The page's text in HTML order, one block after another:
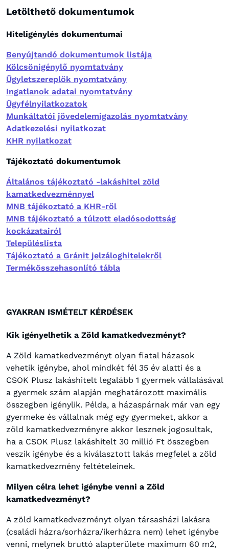
Letölthető dokumentumok
Hiteligénylés dokumentumai
Benyújtandó dokumentumok listája
Kölcsönigénylő nyomtatvány
Ügyletszereplők nyomtatvány
Ingatlanok adatai nyomtatvány
Ügyfélnyilatkozatok
Munkáltatói jövedelemigazolás nyomtatvány
Adatkezelési nyilatkozat
KHR nyilatkozat
Tájékoztató dokumentumok
Általános tájékoztató -lakáshitel zöld
kamatkedvezménnyel
MNB tájékoztató a KHR-ről
MNB tájékoztató a túlzott eladósodottság
kockázatairól
Településlista
Tájékoztató a Gránit jelzáloghitelekről
Termékösszehasonlító tábla
GYAKRAN ISMÉTELT KÉRDÉSEK
Kik igényelhetik a Zöld kamatkedvezményt?
A Zöld kamatkedvezményt olyan fiatal házasok
vehetik igénybe, ahol mindkét fél 35 év alatti és a
CSOK Plusz lakáshitelt legalább 1 gyermek vállalásával
a gyermek szám alapján meghatározott maximális
összegben igénylik. Példa, a házaspárnak már van egy
gyermeke és vállalnak még egy gyermeket, akkor a
zöld kamatkedvezményre akkor lesznek jogosultak,
ha a CSOK Plusz lakáshitelt 30 millió Ft összegben
veszik igénybe és a kiválasztott lakás megfelel a zöld
kamatkedvezmény feltételeinek.
Milyen célra lehet igénybe venni a Zöld
kamatkedvezményt?
A zöld kamatkedvezményt olyan társasházi lakásra
(családi házra/sorházra/ikerházra nem) lehet igénybe
venni, melynek bruttó alapterülete maximum 60 m2,